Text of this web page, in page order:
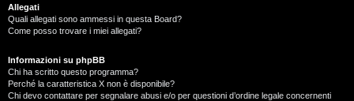
Allegati
Quali allegati sono ammessi in questa Board?
Come posso trovare i miei allegati?
Informazioni su phpBB
Chi ha scritto questo programma?
Perché la caratteristica X non è disponibile?
Chi devo contattare per segnalare abusi e/o per questioni d’ordine legale concernenti